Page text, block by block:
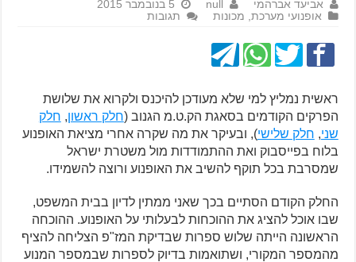
אביעד אברהמי null
5 בנובמבר 2015
אופנועי מערכת מכונות תגובות
ראשית נמליץ למי שלא מעודכן להיכנס ולקרוא את שלושת
הפרקים הקודמים בסאגת הק.ט.מ הגנוב (חלק ראשון, חלק
שני, חלק שלישי), ובעיקר את מה שקרה אחרי מציאת האופנוע
בלוח בפייסבוק ואת ההתמודדות מול משטרת ישראל
שמסרבת בכל תוקף להשיב את האופנוע ורוצה להשמידו.
החלק הקודם הסתיים בכך שאני ממתין לדיון בבית המשפט,
שבו אוכל להציג את ההוכחות לבעלותי על האופנוע. ההוכחה
הראשונה הייתה שלוש ספרות שבדיקת המז"פ הצליחה להציף
מהמספר המקורי, ושתואמות בדיוק לספרות שבמספר המנוע